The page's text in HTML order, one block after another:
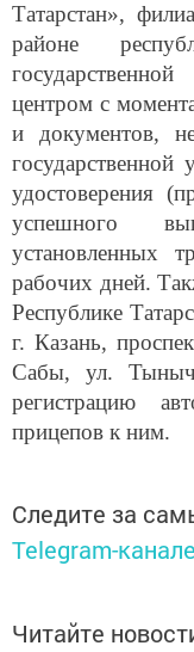
Татарстан»,
районе
центром с
и документов,
государственной
удостоверения
успешного
установленных
рабочих дней.
Республике
г. Казань,
Сабы, ул.
регистрацию
прицепов к ним.
Следите за
Telegram-канале
Читайте